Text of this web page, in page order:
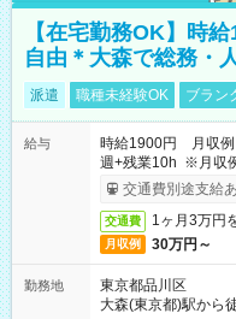
【在宅勤務OK】時
自由＊大森で総務・
派遣 職種未経験OK ブラン
給与
時給1900円 月収例
週+残業10h ※月収
受取りサービス利用
交通費別途支給
交通費 1ヶ月3万円
月収例 30万円～
勤務地
東京都品川区
大森(東京都)駅から